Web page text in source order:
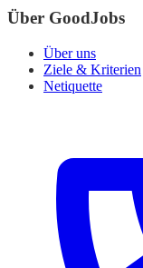
Über GoodJobs
Über uns
Ziele & Kriterien
Netiquette